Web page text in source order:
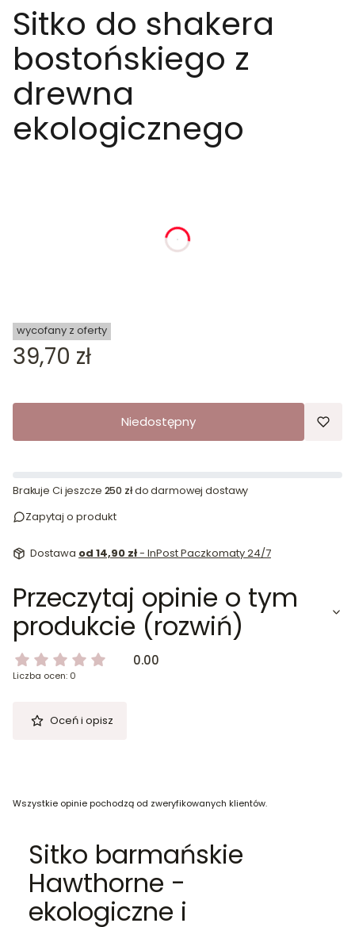
Sitko do shakera
bostońskiego z
drewna
ekologicznego
godziny
wycofany z oferty
Cena
39,70 zł
Niedostępny
Brakuje Ci jeszcze 250 złdo darmowej dostawy
Zapytaj o produkt
Dostawa od 14,90 zł- InPost Paczkomaty 24/7
Przeczytaj opinie o tym
produkcie (rozwiń)
0.00
Liczba ocen: 0
Oceń i opisz
Wszystkie opinie pochodzą od zweryfikowanych klientów.
Sitko barmańskie
Hawthorne -
ekologiczne i